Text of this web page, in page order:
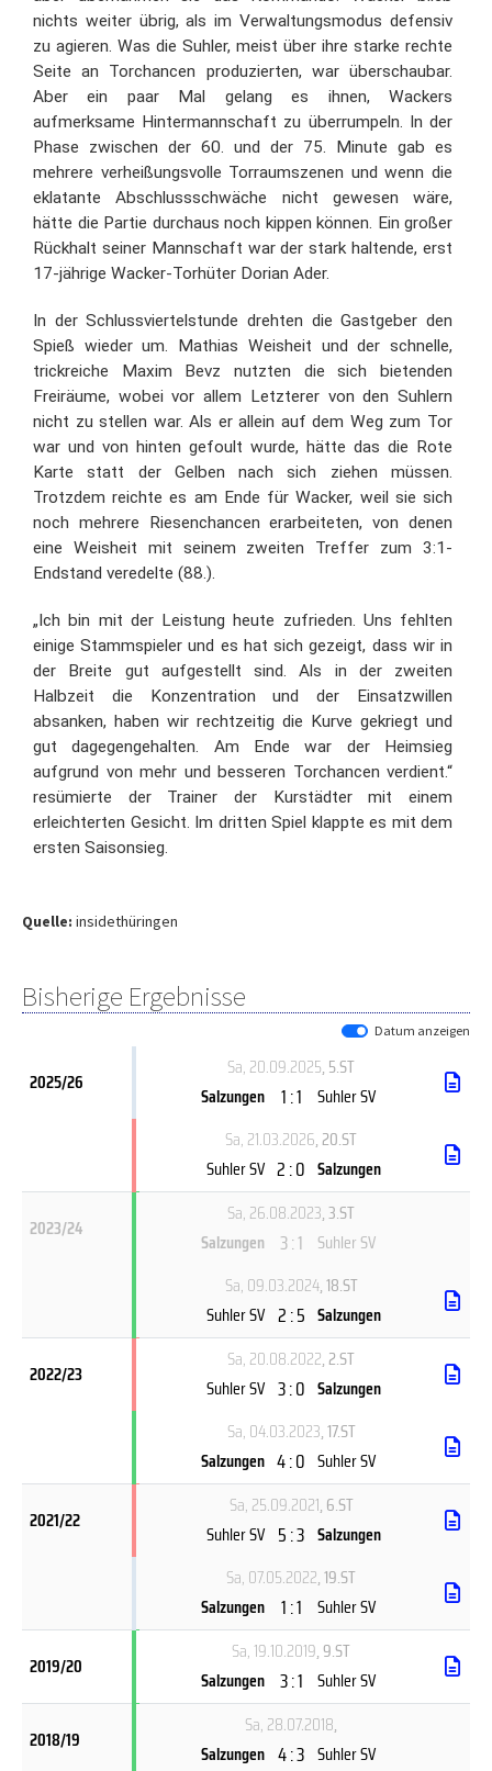
nichts weiter übrig, als im Verwaltungsmodus defensiv
zu agieren. Was die Suhler, meist über ihre starke rechte
Seite an Torchancen produzierten, war überschaubar.
Aber ein paar Mal gelang es ihnen, Wackers
aufmerksame Hintermannschaft zu überrumpeln. In der
Phase zwischen der 60. und der 75. Minute gab es
mehrere verheißungsvolle Torraumszenen und wenn die
eklatante Abschlussschwäche nicht gewesen wäre,
hätte die Partie durchaus noch kippen können. Ein großer
Rückhalt seiner Mannschaft war der stark haltende, erst
17-jährige Wacker-Torhüter Dorian Ader.
In der Schlussviertelstunde drehten die Gastgeber den
Spieß wieder um. Mathias Weisheit und der schnelle,
trickreiche Maxim Bevz nutzten die sich bietenden
Freiräume, wobei vor allem Letzterer von den Suhlern
nicht zu stellen war. Als er allein auf dem Weg zum Tor
war und von hinten gefoult wurde, hätte das die Rote
Karte statt der Gelben nach sich ziehen müssen.
Trotzdem reichte es am Ende für Wacker, weil sie sich
noch mehrere Riesenchancen erarbeiteten, von denen
eine Weisheit mit seinem zweiten Treffer zum 3:1-
Endstand veredelte (88.).
„Ich bin mit der Leistung heute zufrieden. Uns fehlten
einige Stammspieler und es hat sich gezeigt, dass wir in
der Breite gut aufgestellt sind. Als in der zweiten
Halbzeit die Konzentration und der Einsatzwillen
absanken, haben wir rechtzeitig die Kurve gekriegt und
gut dagegengehalten. Am Ende war der Heimsieg
aufgrund von mehr und besseren Torchancen verdient.“
resümierte der Trainer der Kurstädter mit einem
erleichterten Gesicht. Im dritten Spiel klappte es mit dem
ersten Saisonsieg.
Quelle: insidethüringen
Bisherige Ergebnisse
Datum anzeigen
2025/26
Sa, 20.09.2025, 5.ST
Salzungen 1 : 1 Suhler SV
Sa, 21.03.2026, 20.ST
Suhler SV 2 : 0 Salzungen
2023/24
Sa, 26.08.2023, 3.ST
Salzungen 3 : 1 Suhler SV
Sa, 09.03.2024, 18.ST
Suhler SV 2 : 5 Salzungen
2022/23
Sa, 20.08.2022, 2.ST
Suhler SV 3 : 0 Salzungen
Sa, 04.03.2023, 17.ST
Salzungen 4 : 0 Suhler SV
2021/22
Sa, 25.09.2021, 6.ST
Suhler SV 5 : 3 Salzungen
Sa, 07.05.2022, 19.ST
Salzungen 1 : 1 Suhler SV
2019/20
Sa, 19.10.2019, 9.ST
Salzungen 3 : 1 Suhler SV
2018/19
Sa, 28.07.2018,
Salzungen 4 : 3 Suhler SV